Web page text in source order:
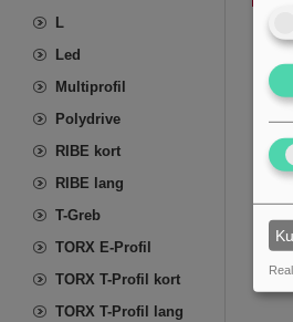
L
Led
Multiprofil
Polydrive
RIBE kort
RIBE lang
T-Greb
TORX E-Profil
TORX T-Profil kort
TORX T-Profil lang